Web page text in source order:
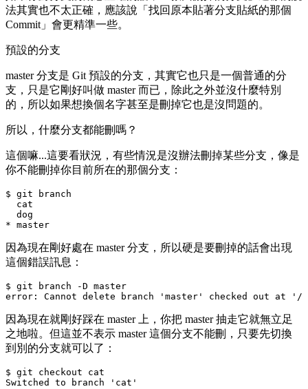
法其實也不太正確，應該說「找回原本貼著分支貼紙的那個
Commit」會更精準一些。
預設的分支
master分支是 Git 預設的分支，其實它也只是一個普通的分
支，只是它剛好叫做 master而已，除此之外並沒什麼特別
的，所以如果想換個名字甚至是刪掉它也是沒問題的。
所以，什麼分支都能刪嗎？
這個嘛...這要看狀況，有些情況是沒辦法刪掉某些分支，像是
你不能刪掉你目前所在的那個分支：
$ git branch
  cat
  dog
因為現在剛好處在 master分支，所以硬是要刪掉的話會出現
這個錯誤訊息：
$ git branch -D master
因為現在就剛好踩在 master上，你把 master抽走它就無立足
之地啦。但這並不表示 master這個分支不能刪，只要先切換
到別的分支就可以了：
$ git checkout cat
Switched to branch 'cat'